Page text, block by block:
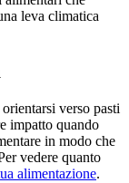
leva climatica
verso pasti
impatto quando
in modo che
vedere quanto
alimentazione.